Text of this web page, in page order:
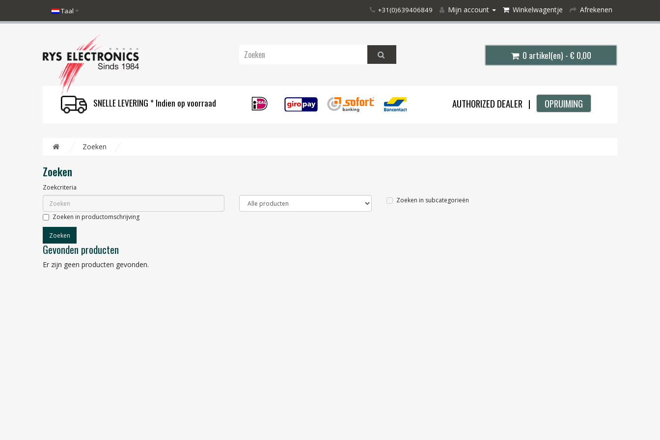
Taal +31(0)639406849 Mijn account Winkelwagentje Afrekenen
0 artikel(en) - € 0,00
SNELLE LEVERING * Indien op voorraad AUTHORIZED DEALER | OPRUIMING
Zoeken
Zoeken
Zoekcriteria
Zoeken in subcategorieën
Zoeken in productomschrijving
Gevonden producten
Er zijn geen producten gevonden.